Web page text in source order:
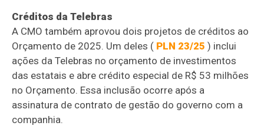
Créditos da Telebras
A CMO também aprovou dois projetos de créditos ao
Orçamento de 2025. Um deles ( PLN 23/25 ) inclui
ações da Telebras no orçamento de investimentos
das estatais e abre crédito especial de R$ 53 milhões
no Orçamento. Essa inclusão ocorre após a
assinatura de contrato de gestão do governo com a
companhia.